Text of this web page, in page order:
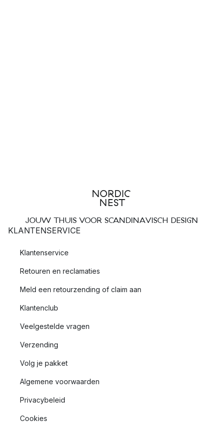
JOUW THUIS VOOR SCANDINAVISCH DESIGN
KLANTENSERVICE
Klantenservice
Retouren en reclamaties
Meld een retourzending of claim aan
Klantenclub
Veelgestelde vragen
Verzending
Volg je pakket
Algemene voorwaarden
Privacybeleid
Cookies